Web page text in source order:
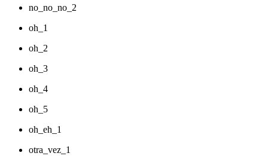
no_no_no_2
oh_1
oh_2
oh_3
oh_4
oh_5
oh_eh_1
otra_vez_1